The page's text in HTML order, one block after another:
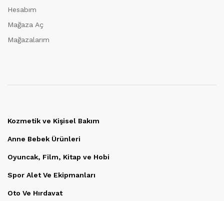
Hesabım
Mağaza Aç
Mağazalarım
Kozmetik ve Kişisel Bakım
Anne Bebek Ürünleri
Oyuncak, Film, Kitap ve Hobi
Spor Alet Ve Ekipmanları
Oto Ve Hırdavat